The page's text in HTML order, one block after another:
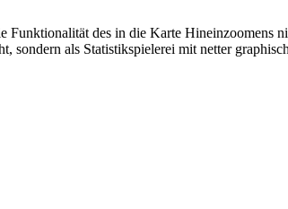
des in die Karte Hineinzoomens
sondern als Statistikspielerei mit netter